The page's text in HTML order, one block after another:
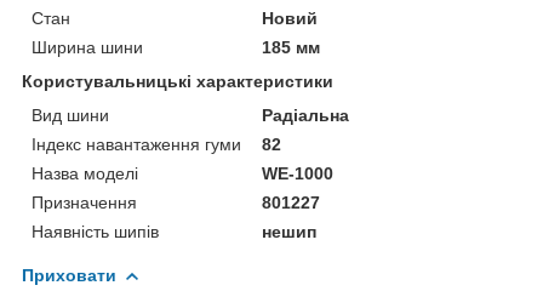
Стан
Новий
Ширина шини
185 мм
Користувальницькі характеристики
Вид шини
Радіальна
Індекс навантаження гуми
82
Назва моделі
WE-1000
Призначення
801227
Наявність шипів
нешип
Приховати